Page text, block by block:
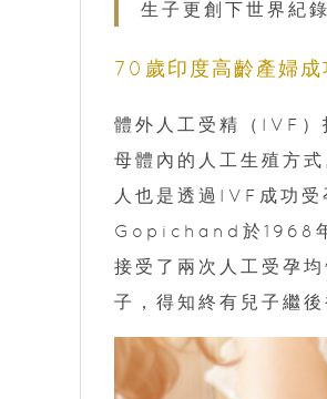
生子更創下世界紀
70歲印度高齡產婦成
體外人工受精（IVF）
母體內的人工生殖方
人也是透過IVF成功
Gopichand於1968年
接受了兩次人工受孕
子，得知終有兒子繼後